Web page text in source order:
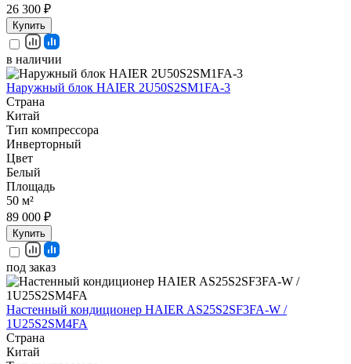
26 300 ₽
Купить
в наличии
Наружный блок HAIER 2U50S2SM1FA-3
Страна
Китай
Тип компрессора
Инверторный
Цвет
Белый
Площадь
50 м²
89 000 ₽
Купить
под заказ
Настенный кондиционер HAIER AS25S2SF3FA-W /
1U25S2SM4FA
Страна
Китай